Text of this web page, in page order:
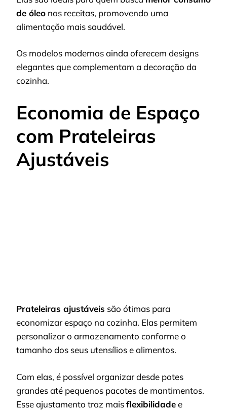
de óleo nas receitas, promovendo uma
alimentação mais saudável.
Os modelos modernos ainda oferecem designs
elegantes que complementam a decoração da
cozinha.
Economia de Espaço
com Prateleiras
Ajustáveis
Prateleiras ajustáveis são ótimas para
economizar espaço na cozinha. Elas permitem
personalizar o armazenamento conforme o
tamanho dos seus utensílios e alimentos.
Com elas, é possível organizar desde potes
grandes até pequenos pacotes de mantimentos.
Esse ajustamento traz maisflexibilidadee